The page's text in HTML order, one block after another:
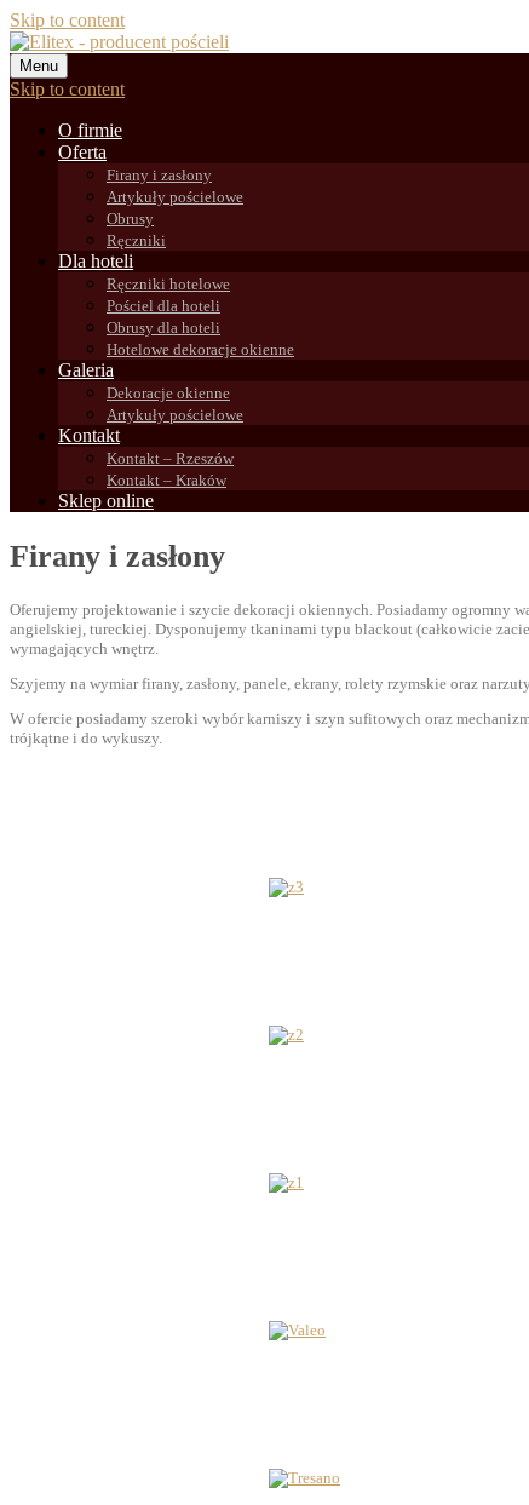
Skip to content
Menu
Skip to content
O firmie
Oferta
Firany i zasłony
Artykuły pościelowe
Obrusy
Ręczniki
Dla hoteli
Ręczniki hotelowe
Pościel dla hoteli
Obrusy dla hoteli
Hotelowe dekoracje okienne
Galeria
Dekoracje okienne
Artykuły pościelowe
Kontakt
Kontakt – Rzeszów
Kontakt – Kraków
Sklep online
Firany i zasłony
Oferujemy projektowanie i szycie dekoracji okiennych. Posiadamy ogromny
angielskiej, tureckiej. Dysponujemy tkaninami typu blackout (całkowicie
wymagających wnętrz.
Szyjemy na wymiar firany, zasłony, panele, ekrany, rolety rzymskie oraz
W ofercie posiadamy szeroki wybór karniszy i szyn sufitowych oraz
trójkątne i do wykuszy.